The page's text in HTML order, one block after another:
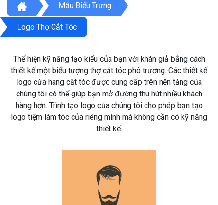
Mẫu Biểu Trưng
Logo Thợ Cắt Tóc
Thể hiện kỹ năng tạo kiểu của bạn với khán giả bằng cách
thiết kế một biểu tượng thợ cắt tóc phô trương. Các thiết kế
logo cửa hàng cắt tóc được cung cấp trên nền tảng của
chúng tôi có thể giúp bạn mở đường thu hút nhiều khách
hàng hơn. Trình tạo logo của chúng tôi cho phép bạn tạo
logo tiệm làm tóc của riêng mình mà không cần có kỹ năng
thiết kế.